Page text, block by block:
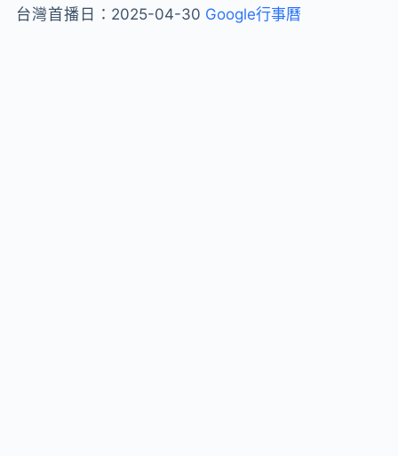
台灣首播日： 2025-04-30 Google行事曆